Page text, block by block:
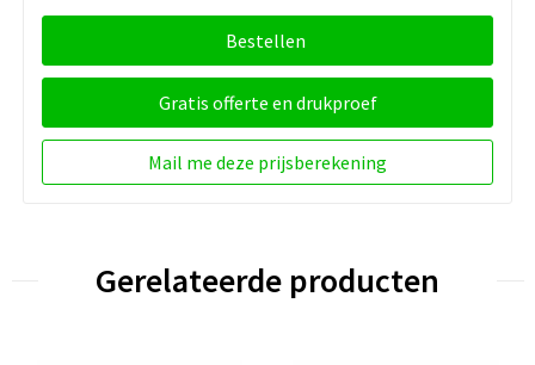
Bestellen
Gratis offerte en drukproef
Mail me deze prijsberekening
Gerelateerde producten